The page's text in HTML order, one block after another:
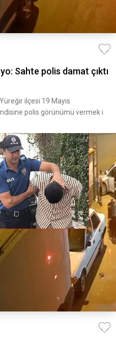
Sahte polis damat çıktı
ilçesi 19 Mayıs
polis görünümü vermek i